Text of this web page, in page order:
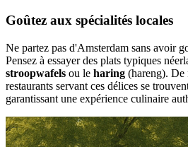
Goûtez aux spécialités locales
Ne partez pas d'Amsterdam sans avoir
Pensez à essayer des plats typiques
stroopwafels ou le haring (hareng). De
restaurants servant ces délices se
garantissant une expérience culinaire